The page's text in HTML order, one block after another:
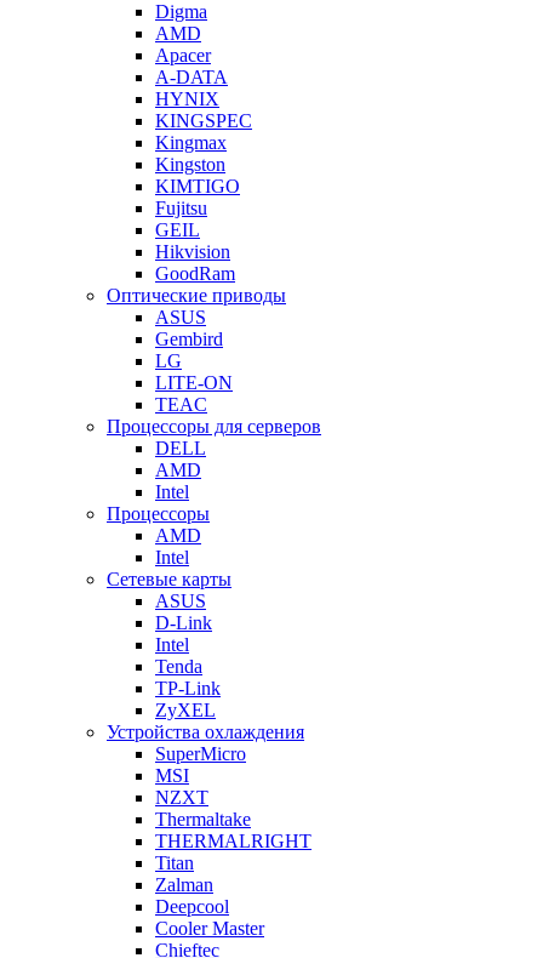
Digma
AMD
Apacer
A-DATA
HYNIX
KINGSPEC
Kingmax
Kingston
KIMTIGO
Fujitsu
GEIL
Hikvision
GoodRam
Оптические приводы
ASUS
Gembird
LG
LITE-ON
TEAC
Процессоры для серверов
DELL
AMD
Intel
Процессоры
AMD
Intel
Сетевые карты
ASUS
D-Link
Intel
Tenda
TP-Link
ZyXEL
Устройства охлаждения
SuperMicro
MSI
NZXT
Thermaltake
THERMALRIGHT
Titan
Zalman
Deepcool
Cooler Master
Chieftec